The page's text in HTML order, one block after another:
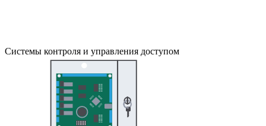
Системы контроля и управления доступом